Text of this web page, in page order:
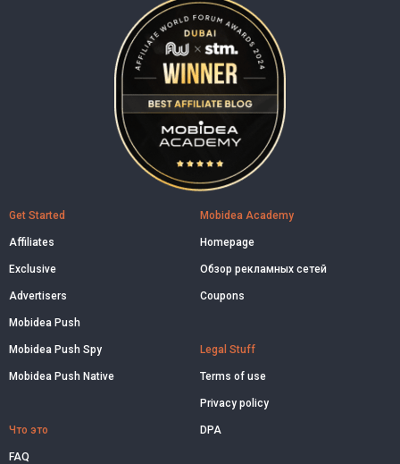
Get Started
Affiliates
Exclusive
Advertisers
Mobidea Push
Mobidea Push Spy
Mobidea Push Native
Что это
FAQ
Mobidea Academy
Homepage
Обзор рекламных сетей
Coupons
Legal Stuff
Terms of use
Privacy policy
DPA